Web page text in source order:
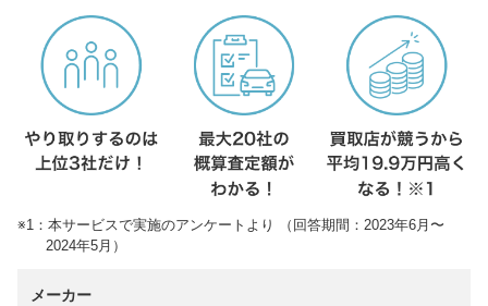
※1：本サービスで実施のアンケートより （回答期間：2023年6月〜
2024年5月）
メーカー